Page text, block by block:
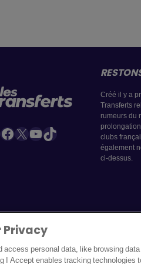
Facebook
X YouTube
TikTok
Créé il y a
Transferts
rumeurs du
clubs
également
ci-dessus.
Privacy
access personal data, like browsing
I Accept enables tracking technologies